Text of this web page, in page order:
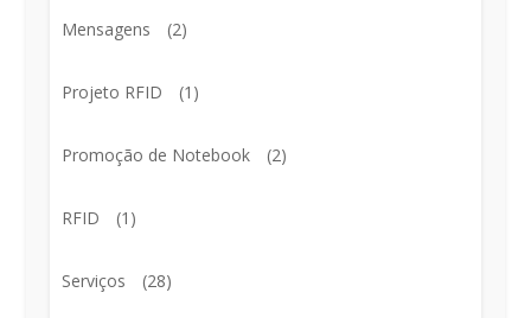
Mensagens (2)
Projeto RFID (1)
Promoção de Notebook (2)
RFID (1)
Serviços (28)